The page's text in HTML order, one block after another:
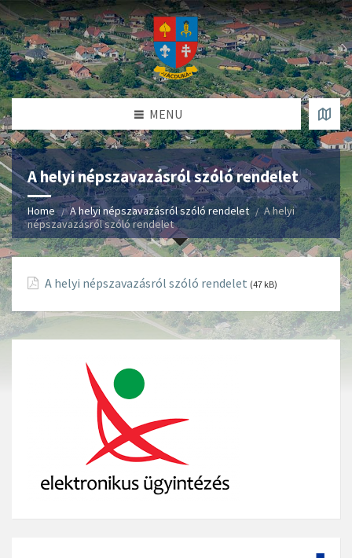
MENU
A helyi népszavazásról szóló rendelet
Home A helyi népszavazásról szóló rendelet
A helyi
népszavazásról szóló rendelet
A helyi népszavazásról szóló rendelet (47 kB)